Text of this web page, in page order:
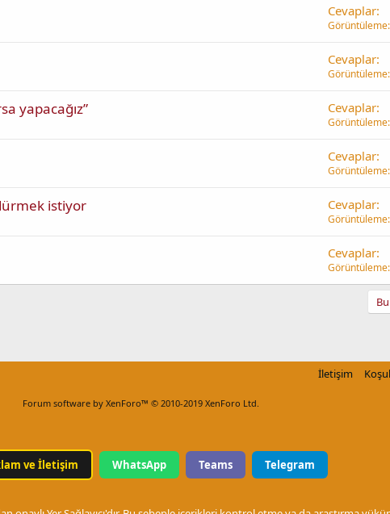
Cevaplar
Görüntüleme
Cevaplar
Görüntüleme
yapacağız” Cevaplar
Görüntüleme
Cevaplar
Görüntüleme
istiyor Cevaplar
Görüntüleme
Cevaplar
Görüntüleme
İletişim
Forum software by XenForo™ © 2010-2019 XenForo Ltd.
ve İletişim WhatsApp Teams Telegram